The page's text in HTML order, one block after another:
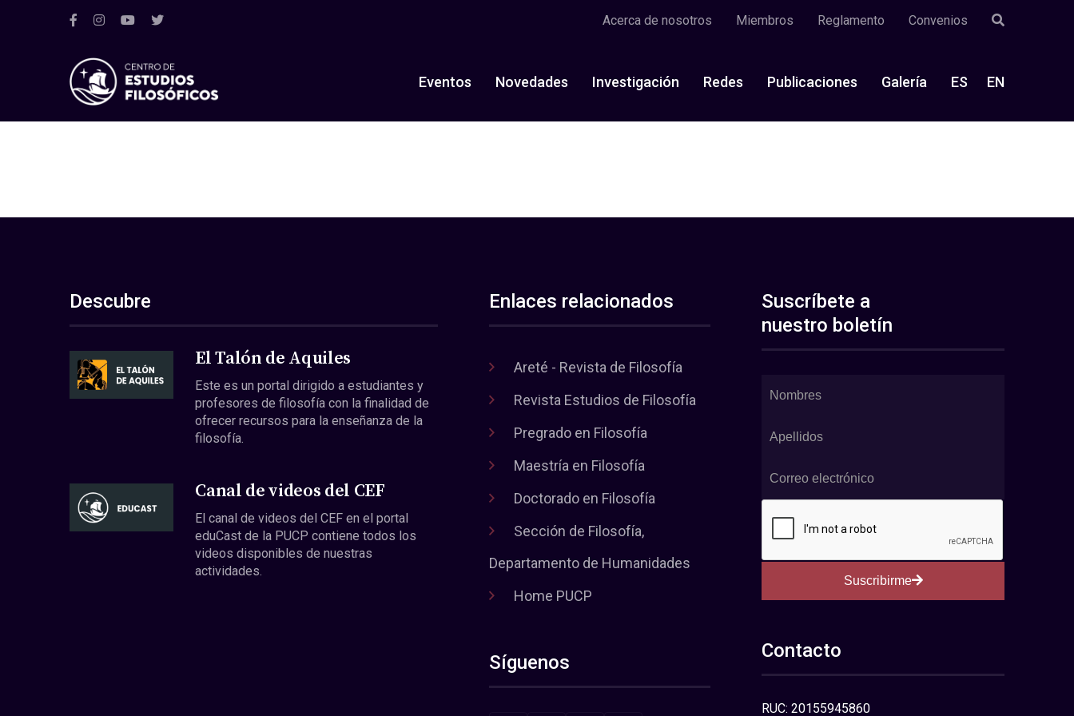
Acerca de nosotros Miembros Reglamento Convenios
Eventos Novedades Investigación Redes Publicaciones Galería ES EN
Descubre
El Talón de Aquiles
Este es un portal dirigido a estudiantes y
profesores de filosofía con la finalidad de
ofrecer recursos para la enseñanza de la
filosofía.
Canal de videos del CEF
El canal de videos del CEF en el portal
eduCast de la PUCP contiene todos los
videos disponibles de nuestras
actividades.
Enlaces relacionados
Areté - Revista de Filosofía
Revista Estudios de Filosofía
Pregrado en Filosofía
Maestría en Filosofía
Doctorado en Filosofía
Sección de Filosofía,
Departamento de Humanidades
Home PUCP
Síguenos
Suscríbete a
nuestro boletín
Suscribirme
Contacto
RUC: 20155945860